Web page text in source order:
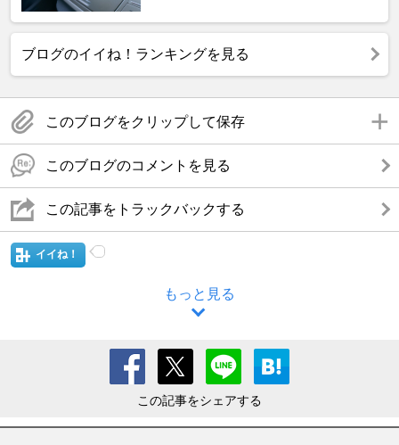
ブログのイイね！ランキングを見る
このブログをクリップして保存
このブログのコメントを見る
この記事をトラックバックする
イイね！
もっと見る
この記事をシェアする